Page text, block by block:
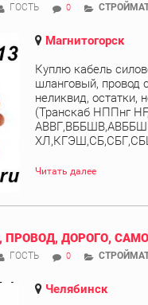
ГОСТЬ 0
Магнитогорск
Куплю кабель
шланговый, провод
неликвид, остатки,
(Транскаб НППнг
Читать далее
ДОРОГО,
ГОСТЬ 0
Челябинск